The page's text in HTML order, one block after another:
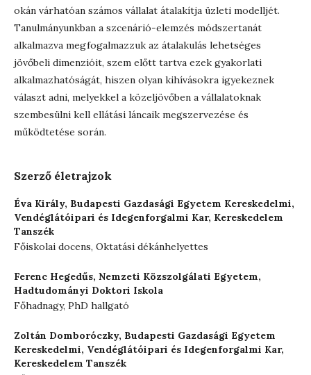
okán várhatóan számos vállalat átalakítja üzleti modelljét.
Tanulmányunkban a szcenárió-elemzés módszertanát
alkalmazva megfogalmazzuk az átalakulás lehetséges
jövőbeli dimenzióit, szem előtt tartva ezek gyakorlati
alkalmazhatóságát, hiszen olyan kihívásokra igyekeznek
választ adni, melyekkel a közeljövőben a vállalatoknak
szembesülni kell ellátási láncaik megszervezése és
működtetése során.
Szerző életrajzok
Éva Király, Budapesti Gazdasági Egyetem Kereskedelmi,
Vendéglátóipari és Idegenforgalmi Kar, Kereskedelem
Tanszék
Főiskolai docens, Oktatási dékánhelyettes
Ferenc Hegedűs, Nemzeti Közszolgálati Egyetem,
Hadtudományi Doktori Iskola
Főhadnagy, PhD hallgató
Zoltán Domboróczky, Budapesti Gazdasági Egyetem
Kereskedelmi, Vendéglátóipari és Idegenforgalmi Kar,
Kereskedelem Tanszék